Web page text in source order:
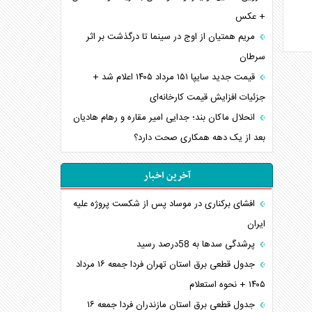
+ عکس
مریم همتیان از اوج در سینما تا درگذشت بر اثر
سرطان
قیمت جدید سایپا ۱۵۱ مرداد ۱۴۰۵ اعلام شد +
جزئیات افزایش قیمت کارخانه‌ای
انحلال ماکان بند؛ جدایی امیر مقاره و رهام هادیان
بعد از یک دهه همکاری صحت دارد؟
آخرین اخبار
افشای برکناری در موساد پس از شکست پروژه علیه
ایران
پرشدگی سدها به 58درصد رسید
جدول قطعی برق استان تهران فردا جمعه ۱۶ مرداد
۱۴۰۵ + نحوه استعلام
جدول قطعی برق استان مازندران فردا جمعه ۱۶